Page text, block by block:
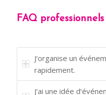
FAQ professionnels
J‘organise un
rapidement.
J‘ai une idée